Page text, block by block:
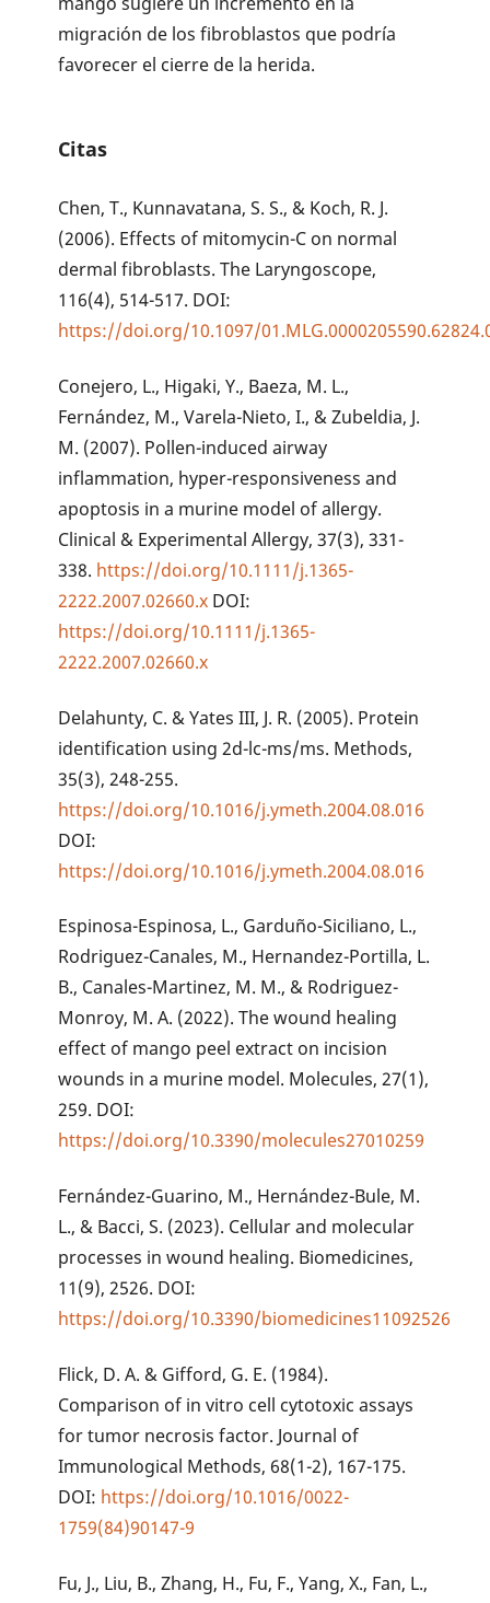
migración de los fibroblastos que podría
favorecer el cierre de la herida.
Citas
Chen, T., Kunnavatana, S. S., & Koch, R. J.
(2006). Effects of mitomycin-C on normal
dermal fibroblasts. The Laryngoscope,
116(4), 514-517. DOI:
https://doi.org/10.1097/
Conejero, L., Higaki, Y., Baeza, M. L.,
Fernández, M., Varela-Nieto, I., & Zubeldia, J.
M. (2007). Pollen-induced airway
inflammation, hyper-responsiveness and
apoptosis in a murine model of allergy.
Clinical & Experimental Allergy, 37(3), 331-
338. https://doi.org/10.1111/j.1365-
2222.2007.02660.x DOI:
https://doi.org/10.1111/j.1365-
2222.2007.02660.x
Delahunty, C. & Yates III, J. R. (2005). Protein
identification using 2d-lc-ms/ms. Methods,
35(3), 248-255.
https://doi.org/10.1016/j.ymeth.2004.08.016
DOI:
https://doi.org/10.1016/j.ymeth.2004.08.016
Espinosa-Espinosa, L., Garduño-Siciliano, L.,
Rodriguez-Canales, M., Hernandez-Portilla, L.
B., Canales-Martinez, M. M., & Rodriguez-
Monroy, M. A. (2022). The wound healing
effect of mango peel extract on incision
wounds in a murine model. Molecules, 27(1),
259. DOI:
https://doi.org/10.3390/molecules27010259
Fernández-Guarino, M., Hernández-Bule, M.
L., & Bacci, S. (2023). Cellular and molecular
processes in wound healing. Biomedicines,
11(9), 2526. DOI:
https://doi.org/10.3390/biomedicines11092526
Flick, D. A. & Gifford, G. E. (1984).
Comparison of in vitro cell cytotoxic assays
for tumor necrosis factor. Journal of
Immunological Methods, 68(1-2), 167-175.
DOI: https://doi.org/10.1016/0022-
1759(84)90147-9
Fu, J., Liu, B., Zhang, H., Fu, F., Yang, X., Fan, L.,